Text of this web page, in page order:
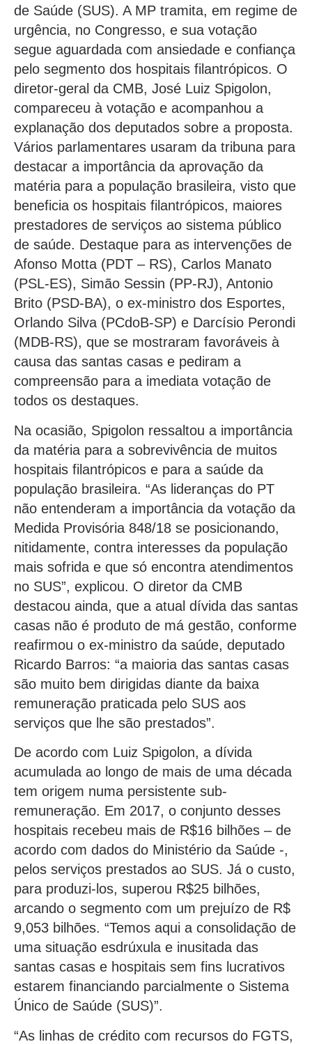
de Saúde (SUS). A MP tramita, em regime de
urgência, no Congresso, e sua votação
segue aguardada com ansiedade e confiança
pelo segmento dos hospitais filantrópicos. O
diretor-geral da CMB, José Luiz Spigolon,
compareceu à votação e acompanhou a
explanação dos deputados sobre a proposta.
Vários parlamentares usaram da tribuna para
destacar a importância da aprovação da
matéria para a população brasileira, visto que
beneficia os hospitais filantrópicos, maiores
prestadores de serviços ao sistema público
de saúde. Destaque para as intervenções de
Afonso Motta (PDT – RS), Carlos Manato
(PSL-ES), Simão Sessin (PP-RJ), Antonio
Brito (PSD-BA), o ex-ministro dos Esportes,
Orlando Silva (PCdoB-SP) e Darcísio Perondi
(MDB-RS), que se mostraram favoráveis à
causa das santas casas e pediram a
compreensão para a imediata votação de
todos os destaques.
Na ocasião, Spigolon ressaltou a importância
da matéria para a sobrevivência de muitos
hospitais filantrópicos e para a saúde da
população brasileira. “As lideranças do PT
não entenderam a importância da votação da
Medida Provisória 848/18 se posicionando,
nitidamente, contra interesses da população
mais sofrida e que só encontra atendimentos
no SUS”, explicou. O diretor da CMB
destacou ainda, que a atual dívida das santas
casas não é produto de má gestão, conforme
reafirmou o ex-ministro da saúde, deputado
Ricardo Barros: “a maioria das santas casas
são muito bem dirigidas diante da baixa
remuneração praticada pelo SUS aos
serviços que lhe são prestados”.
De acordo com Luiz Spigolon, a dívida
acumulada ao longo de mais de uma década
tem origem numa persistente sub-
remuneração. Em 2017, o conjunto desses
hospitais recebeu mais de R$16 bilhões – de
acordo com dados do Ministério da Saúde -,
pelos serviços prestados ao SUS. Já o custo,
para produzi-los, superou R$25 bilhões,
arcando o segmento com um prejuízo de R$
9,053 bilhões. “Temos aqui a consolidação de
uma situação esdrúxula e inusitada das
santas casas e hospitais sem fins lucrativos
estarem financiando parcialmente o Sistema
Único de Saúde (SUS)”.
“As linhas de crédito com recursos do FGTS,